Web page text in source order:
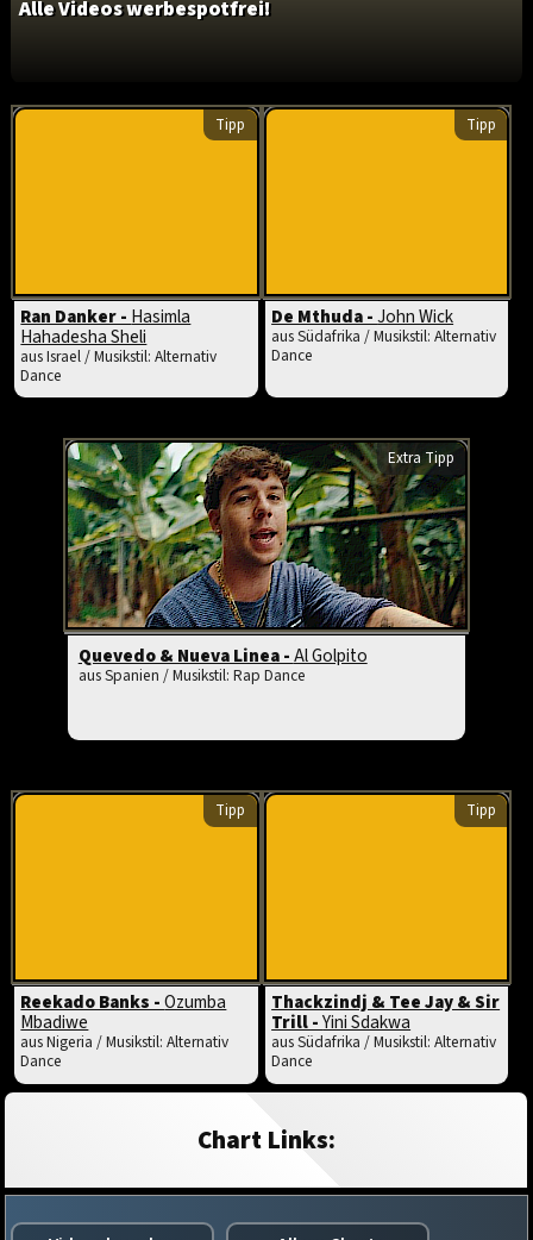
Alle Videos werbespotfrei!
Tipp
Ran Danker - Hasimla
Hahadesha Sheli
aus Israel / Musikstil: Alternativ
Dance
Tipp
De Mthuda -John Wick
aus Südafrika / Musikstil: Alternativ
Dance
Extra Tipp
Quevedo & Nueva Linea -Al Golpito
aus Spanien / Musikstil: Rap Dance
Tipp
Reekado Banks -Ozumba
Mbadiwe
aus Nigeria / Musikstil: Alternativ
Dance
Tipp
Thackzindj & Tee Jay & Sir
Trill -Yini Sdakwa
aus Südafrika / Musikstil: Alternativ
Dance
Chart Links: